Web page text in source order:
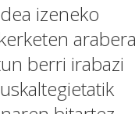
izeneko
berri irabazi